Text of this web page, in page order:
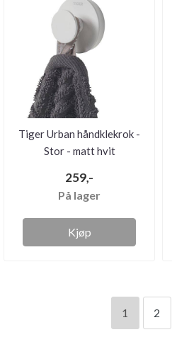
Tiger Urban håndklekrok -
Stor - matt hvit
259,-
På lager
Kjøp
1 2